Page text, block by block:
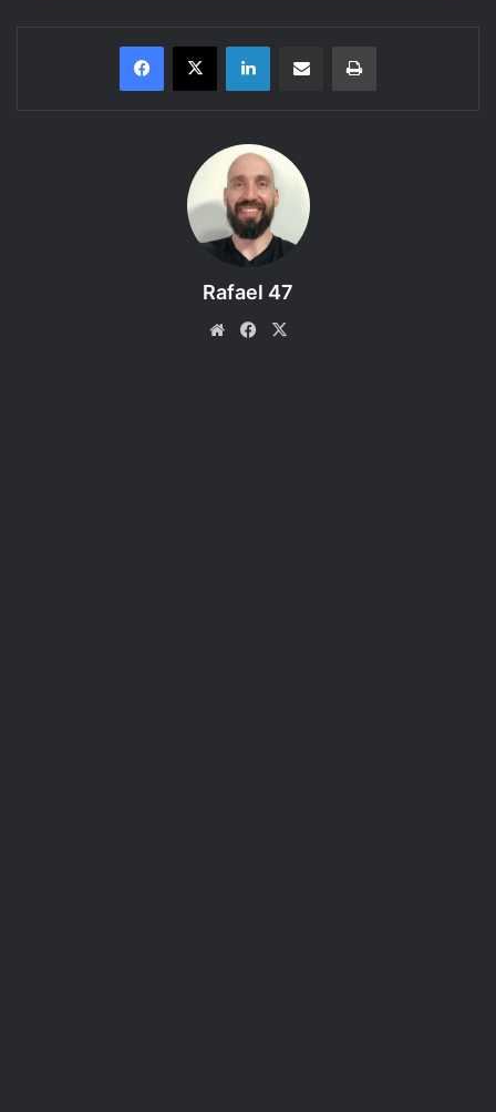
Storm King’s Thunder traz gigantes
que emergiram de suas fortalezas
para ameaçar a civilização da
Costa da Espada e toda a região
Linkedin Compartilhar via e-mail Imprimir
Rafael 47
WebsiteFacebook